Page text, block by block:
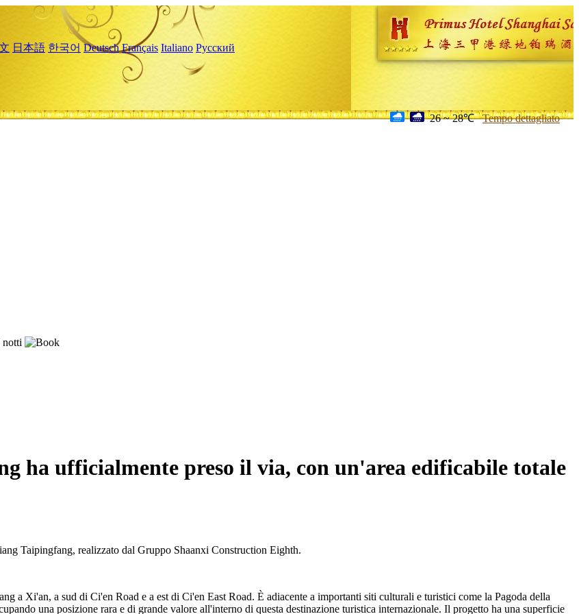
日本語 한국어 Deutsch Français Italiano Русский
26 ~ 28℃ Tempo dettagliato
notti
ha ufficialmente preso il via, con un'area edificabile totale
Taipingfang, realizzato dal Gruppo Shaanxi Construction Eighth.
a Xi'an, a sud di Ci'en Road e a est di Ci'en East Road. È adiacente a importanti siti culturali e turistici come la Pagoda della
una posizione rara e di grande valore all'interno di questa destinazione turistica internazionale. Il progetto ha una superficie